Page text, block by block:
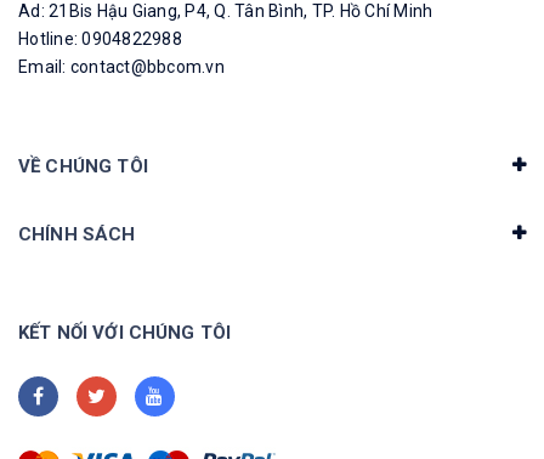
Ad: 21Bis Hậu Giang, P4, Q. Tân Bình, TP. Hồ Chí Minh
Hotline: 0904822988
Email: contact@bbcom.vn
VỀ CHÚNG TÔI
CHÍNH SÁCH
KẾT NỐI VỚI CHÚNG TÔI